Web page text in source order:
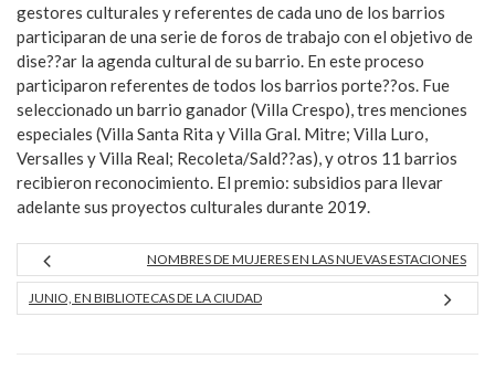
gestores culturales y referentes de cada uno de los barrios
participaran de una serie de foros de trabajo con el objetivo de
dise??ar la agenda cultural de su barrio. En este proceso
participaron referentes de todos los barrios porte??os. Fue
seleccionado un barrio ganador (Villa Crespo), tres menciones
especiales (Villa Santa Rita y Villa Gral. Mitre; Villa Luro,
Versalles y Villa Real; Recoleta/Sald??as), y otros 11 barrios
recibieron reconocimiento. El premio: subsidios para llevar
adelante sus proyectos culturales durante 2019.
NOMBRES DE MUJERES EN LAS NUEVAS ESTACIONES
JUNIO, EN BIBLIOTECAS DE LA CIUDAD